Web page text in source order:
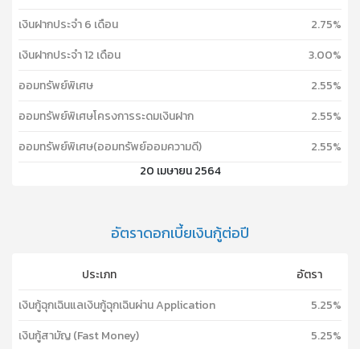
เงินฝากประจำ 6 เดือน
2.75%
เงินฝากประจำ 12 เดือน
3.00%
ออมทรัพย์พิเศษ
2.55%
ออมทรัพย์พิเศษโครงการระดมเงินฝาก
2.55%
ออมทรัพย์พิเศษ(ออมทรัพย์ออมความดี)
2.55%
20 เมษายน 2564
อัตราดอกเบี้ยเงินกู้ต่อปี
ประเภท
อัตรา
เงินกู้ฉุกเฉินแลเงินกู้ฉุกเฉินผ่าน Application
5.25%
เงินกู้สามัญ (Fast Money)
5.25%